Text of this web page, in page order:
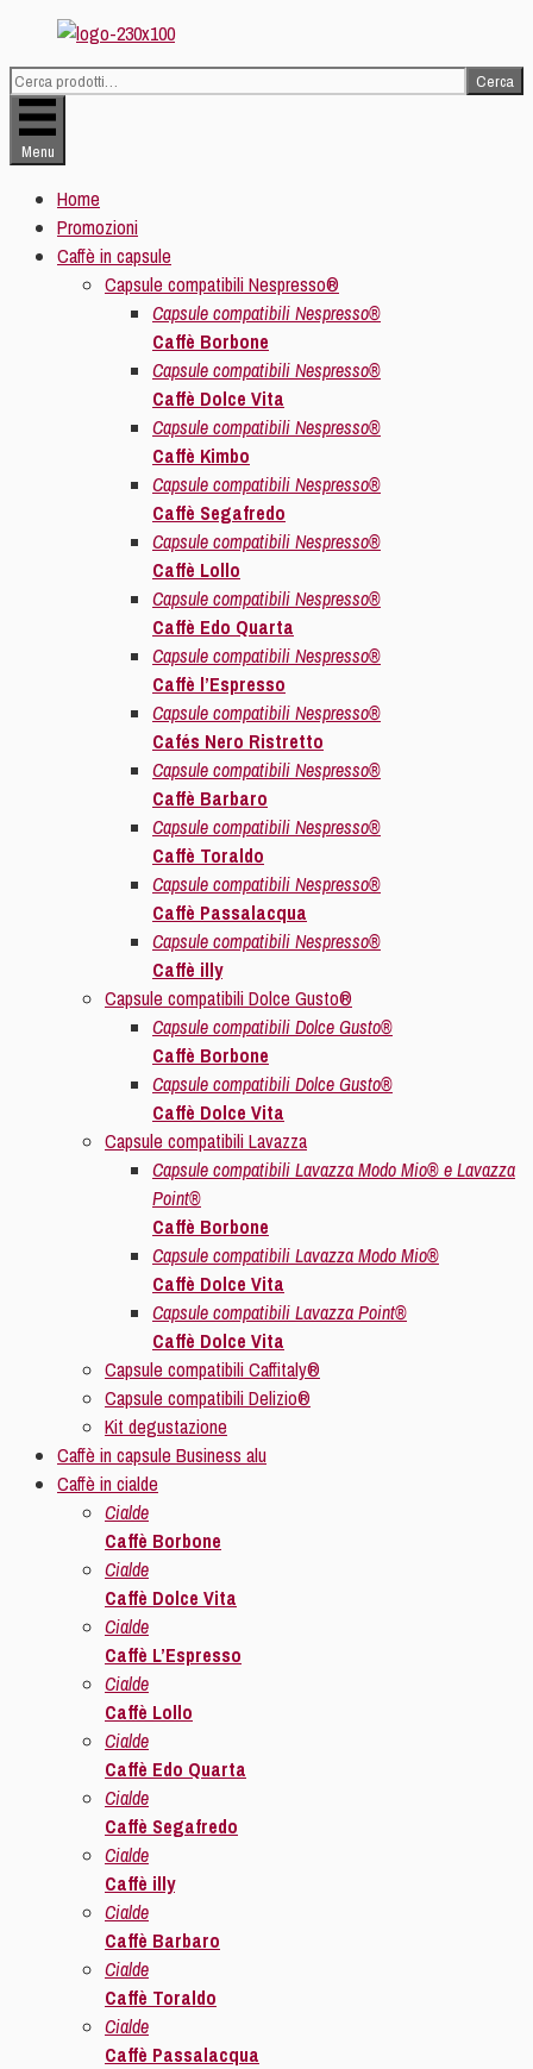
al
contenuto
Cerca: Cerca
Menu
Home
Promozioni
Caffè in capsule
Capsule compatibili Nespresso®
Capsule compatibili Nespresso®
Caffè Borbone
Capsule compatibili Nespresso®
Caffè Dolce Vita
Capsule compatibili Nespresso®
Caffè Kimbo
Capsule compatibili Nespresso®
Caffè Segafredo
Capsule compatibili Nespresso®
Caffè Lollo
Capsule compatibili Nespresso®
Caffè Edo Quarta
Capsule compatibili Nespresso®
Caffè l’Espresso
Capsule compatibili Nespresso®
Cafés Nero Ristretto
Capsule compatibili Nespresso®
Caffè Barbaro
Capsule compatibili Nespresso®
Caffè Toraldo
Capsule compatibili Nespresso®
Caffè Passalacqua
Capsule compatibili Nespresso®
Caffè illy
Capsule compatibili Dolce Gusto®
Capsule compatibili Dolce Gusto®
Caffè Borbone
Capsule compatibili Dolce Gusto®
Caffè Dolce Vita
Capsule compatibili Lavazza
Capsule compatibili Lavazza Modo Mio® e Lavazza
Point®
Caffè Borbone
Capsule compatibili Lavazza Modo Mio®
Caffè Dolce Vita
Capsule compatibili Lavazza Point®
Caffè Dolce Vita
Capsule compatibili Caffitaly®
Capsule compatibili Delizio®
Kit degustazione
Caffè in capsule Business alu
Caffè in cialde
Cialde
Caffè Borbone
Cialde
Caffè Dolce Vita
Cialde
Caffè L’Espresso
Cialde
Caffè Lollo
Cialde
Caffè Edo Quarta
Cialde
Caffè Segafredo
Cialde
Caffè illy
Cialde
Caffè Barbaro
Cialde
Caffè Toraldo
Cialde
Caffè Passalacqua